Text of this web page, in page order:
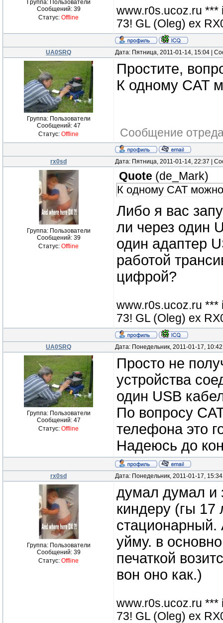
Группа: Пользователи
Сообщений: 39
Статус: Offline
www.r0s.ucoz.ru ***
73! GL (Oleg) ex
UA0SRQ Дата: Пятница, 2011-01-14, 15:04 |
Группа: Пользователи
Сообщений: 47
Статус: Offline
Простите,
К одному CAT
Сообщение
rx0sd Дата: Пятница, 2011-01-14, 22:37 |
Группа: Пользователи
Сообщений: 39
Статус: Offline
Quote (de_Mark)
К одному CAT
Либо я вас
ли через один
один адаптер
работой
цифрой?
www.r0s.ucoz.ru ***
73! GL (Oleg) ex
UA0SRQ Дата: Понедельник, 2011-01-17,
Группа: Пользователи
Сообщений: 47
Статус: Offline
Просто не
устройства
один USB
По вопросу
телефона это
Надеюсь до
rx0sd Дата: Понедельник, 2011-01-17,
Группа: Пользователи
Сообщений: 39
Статус: Offline
думал думал и
киндеру (гы 17
уйму. в
печаткой
вон оно как.)
www.r0s.ucoz.ru ***
73! GL (Oleg) ex